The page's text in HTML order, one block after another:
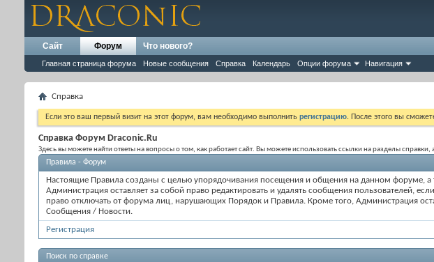
Сайт Форум
Главная страница форума Новые сообщения Справка Календарь Опции форума Навигация
Что нового?
Справка
Если это ваш первый визит на этот форум, вам необходимо выполнить регистрацию. После этого вы
Справка Форум Draconic.Ru
Здесь вы можете найти ответы на вопросы о том, как работает сайт. Вы можете использовать ссылки на разделы
Правила - Форум
Настоящие Правила созданы с целью упорядочивания посещения и общения на данном форуме,
Администрация оставляет за собой право редактировать и удалять сообщения пользователей,
право отключать от форума лиц, нарушающих Порядок и Правила. Кроме того, Администрация
Сообщения / Новости.
Регистрация
Поиск по справке